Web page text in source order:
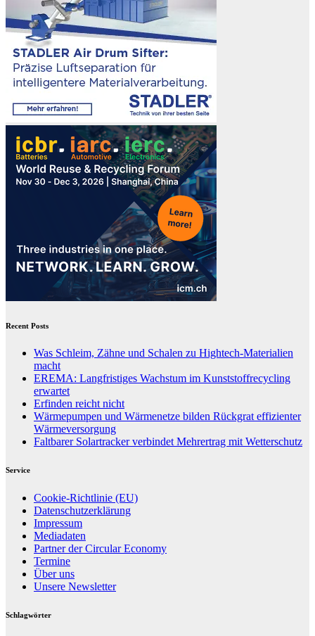
Recent Posts
Was Schleim, Zähne und Schalen zu Hightech-Materialien
macht
EREMA: Langfristiges Wachstum im Kunststoffrecycling
erwartet
Erfinden reicht nicht
Wärmepumpen und Wärmenetze bilden Rückgrat effizienter
Wärmeversorgung
Faltbarer Solartracker verbindet Mehrertrag mit Wetterschutz
Service
Cookie-Richtlinie (EU)
Datenschutzerklärung
Impressum
Mediadaten
Partner der Circular Economy
Termine
Über uns
Unsere Newsletter
Schlagwörter